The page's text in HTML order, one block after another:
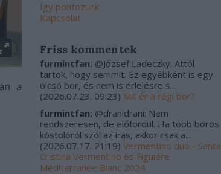
a
Így pontozunk
Kapcsolat
Friss kommentek
furmintfan: @József Ladeczky: Attól
tartok, hogy semmit. Ez egyébként is egy
olcsó bor, és nem is érlelésre s...
(2026.07.23. 09:23) Mit ér a régi bor?
furmintfan: @dranidrani: Nem
rendszeresen, de előfordul. Ha több boros
kóstolóról szól az írás, akkor csak a...
(2026.07.17. 21:19) Vermentino duó - Santa
Cristina Vermentino és Figuiére
Méditerranée Blanc 2024